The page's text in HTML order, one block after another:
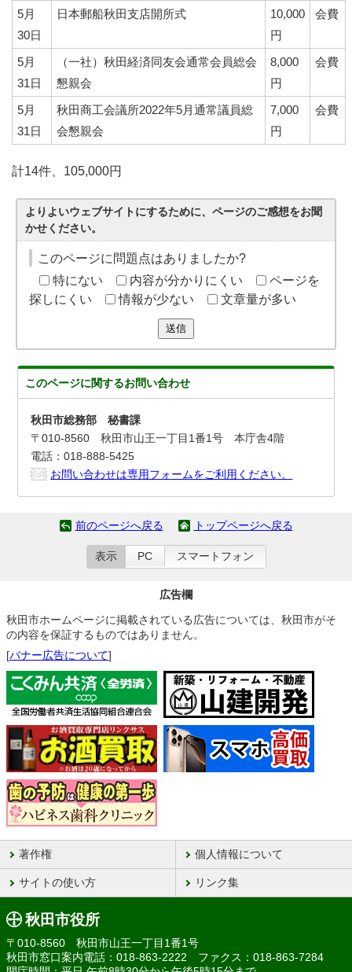
5月
30日
日本郵船秋田支店開所式
10,000
円
会費
5月
31日
（一社）秋田経済同友会通常会員総会
懇親会
8,000
円
会費
5月
31日
秋田商工会議所2022年5月通常議員総
会懇親会
7,000
円
会費
計14件、105,000円
よりよいウェブサイトにするために、ページのご感想をお聞
かせください。
このページに問題点はありましたか?
特にない
内容が分かりにくい
ページを
探しにくい
情報が少ない 文章量が多い
送信
このページに関するお問い合わせ
秋田市総務部 秘書課
〒010-8560 秋田市山王一丁目1番1号 本庁舎4階
電話：018-888-5425
お問い合わせは専用フォームをご利用ください。
前のページへ戻る トップページへ戻る
表示 PC スマートフォン
広告欄
秋田市ホームページに掲載されている広告については、秋田市がそ
の内容を保証するものではありません。
[バナー広告について]
著作権 個人情報について
サイトの使い方 リンク集
秋田市役所
〒010-8560 秋田市山王一丁目1番1号
秋田市窓口案内電話：018-863-2222 ファクス：018-863-7284